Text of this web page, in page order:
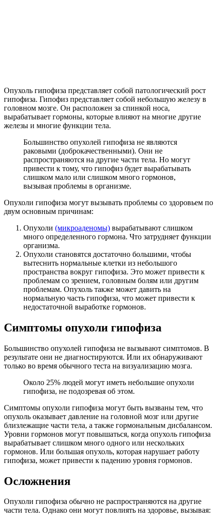
Опухоль гипофиза представляет собой патологический рост
гипофиза. Гипофиз представляет собой небольшую железу в
головном мозге. Он расположен за спинкой носа,
вырабатывает гормоны, которые влияют на многие другие
железы и многие функции тела.
Большинство опухолей гипофиза не являются
раковыми (доброкачественными). Они не
распространяются на другие части тела. Но могут
привести к тому, что гипофиз будет вырабатывать
слишком мало или слишком много гормонов,
вызывая проблемы в организме.
Опухоли гипофиза могут вызывать проблемы со здоровьем по
двум основным причинам:
Опухоли (микроаденомы) вырабатывают слишком
много определенного гормона. Что затрудняет функции
организма.
Опухоли становятся достаточно большими, чтобы
вытеснить нормальные клетки из небольшого
пространства вокруг гипофиза. Это может привести к
проблемам со зрением, головным болям или другим
проблемам. Опухоль также может давить на
нормальную часть гипофиза, что может привести к
недостаточной выработке гормонов.
Симптомы опухоли гипофиза
Большинство опухолей гипофиза не вызывают симптомов. В
результате они не диагностируются. Или их обнаруживают
только во время обычного теста на визуализацию мозга.
Около 25% людей могут иметь небольшие опухоли
гипофиза, не подозревая об этом.
Симптомы опухоли гипофиза могут быть вызваны тем, что
опухоль оказывает давление на головной мозг или другие
близлежащие части тела, а также гормональным дисбалансом.
Уровни гормонов могут повышаться, когда опухоль гипофиза
вырабатывает слишком много одного или нескольких
гормонов. Или большая опухоль, которая нарушает работу
гипофиза, может привести к падению уровня гормонов.
Осложнения
Опухоли гипофиза обычно не распространяются на другие
части тела. Однако они могут повлиять на здоровье, вызывая: